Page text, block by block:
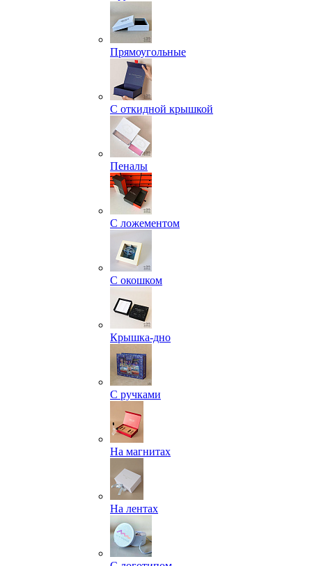
Прямоугольные
С откидной крышкой
Пеналы
С ложементом
С окошком
Крышка-дно
С ручками
На магнитах
На лентах